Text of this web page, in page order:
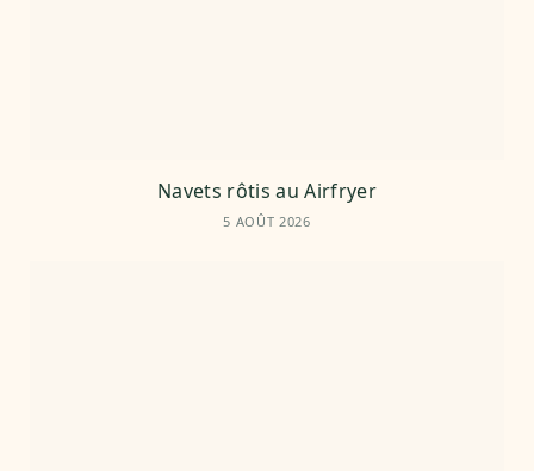
Navets rôtis au Airfryer
5 AOÛT 2026